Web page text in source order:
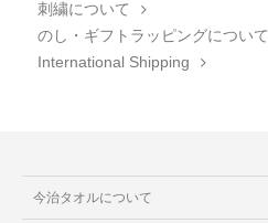
刺繍について
のし・ギフトラッピングについて
International Shipping
今治タオルについて